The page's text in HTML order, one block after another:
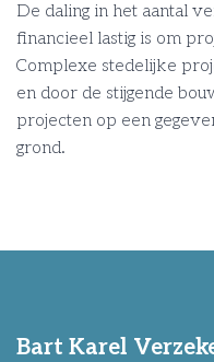
De daling in het aantal
financieel lastig is om
Complexe stedelijke
en door de stijgende
projecten op een
grond.
Bart Karel